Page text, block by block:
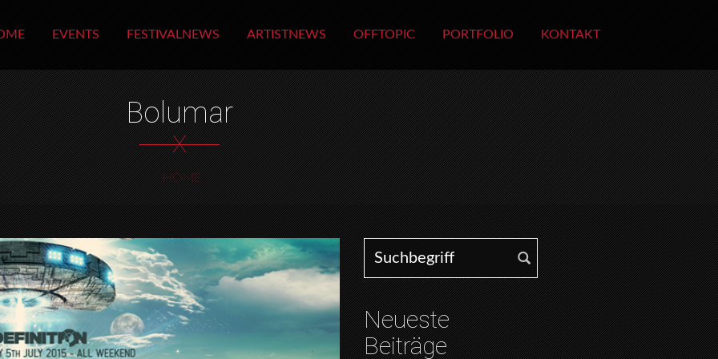
EVENTS FESTIVALNEWS ARTISTNEWS OFFTOPIC PORTFOLIO KONTAKT
Bolumar
X
HOME
Search for:
Neueste
Beiträge